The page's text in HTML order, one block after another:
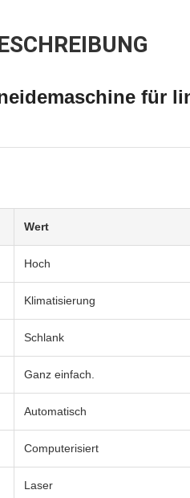
für
Wert
Hoch
Klimatisierung
Schlank
Ganz einfach.
Automatisch
Computerisiert
Laser